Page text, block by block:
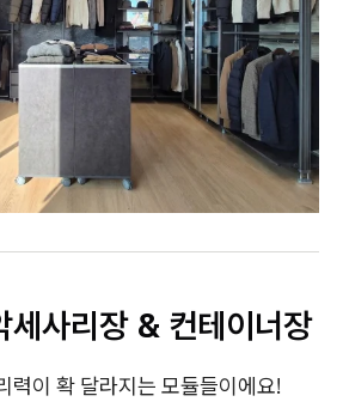
사리장 & 컨테이너장
력이 확 달라지는 모듈들이에요!